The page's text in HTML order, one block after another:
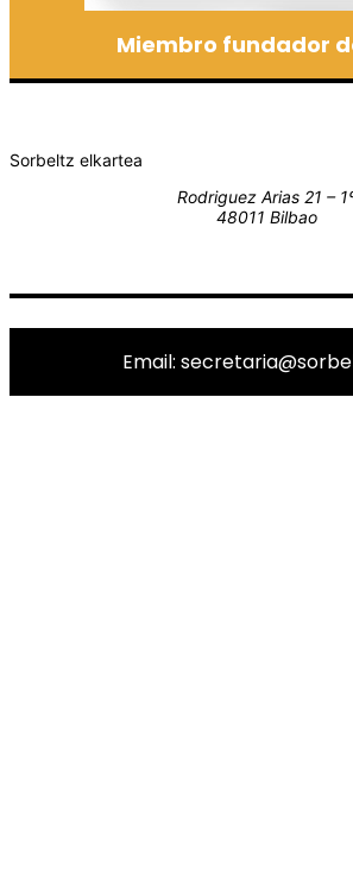
Miembro fundador
Sorbeltz elkartea
Rodriguez Arias 21 –
48011 Bilbao
Email: